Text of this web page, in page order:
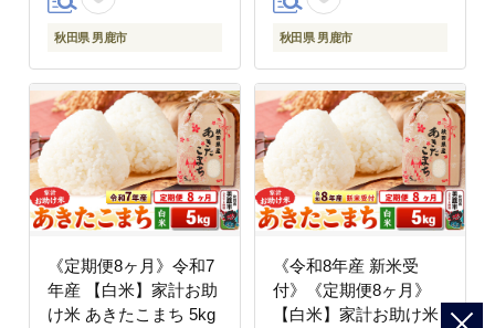
秋田県 男鹿市 秋田県 男鹿市
《定期便8ヶ月》令和7
年産 【白米】家計お助
け米 あきたこまち 5kg
《令和8年産 新米受
付》《定期便8ヶ月》
【白米】家計お助け米